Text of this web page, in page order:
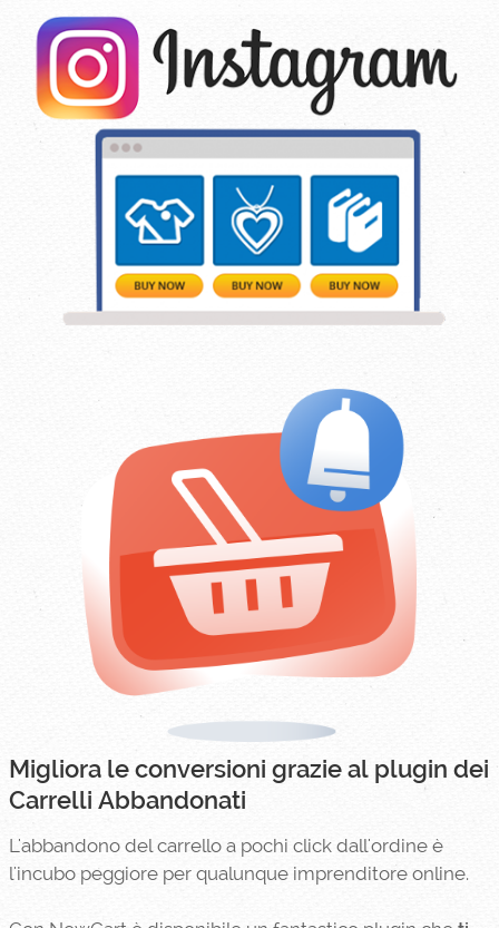
Migliora le conversioni grazie al plugin dei
Carrelli Abbandonati
L'abbandono del carrello a pochi click dall'ordine è
l'incubo peggiore per qualunque imprenditore online.